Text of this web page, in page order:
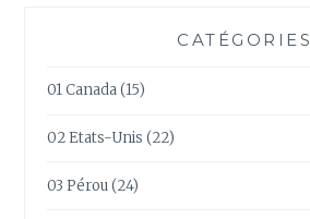
CATÉGORIES
01 Canada(15)
02 Etats-Unis (22)
03 Pérou(24)